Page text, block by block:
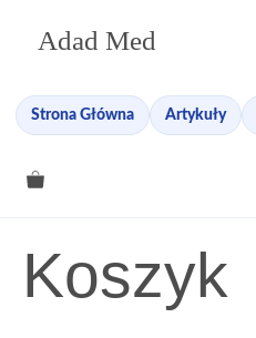
Adad Med
Strona Główna Artykuły
Koszyk